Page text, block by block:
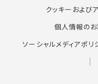
クッキーおよび
個人情報の
ソーシャルメディアポリ